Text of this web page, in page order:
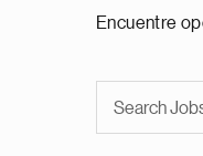
Encuentre